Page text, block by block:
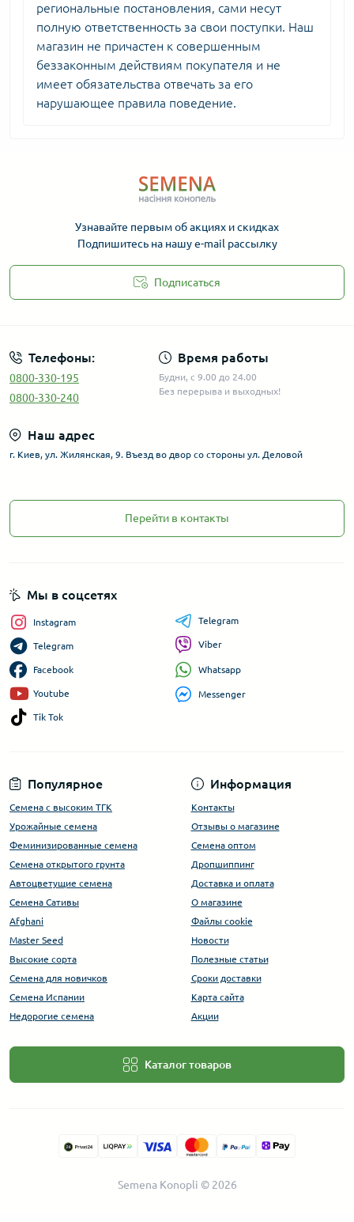
региональные постановления, сами несут
полную ответственность за свои поступки. Наш
магазин не причастен к совершенным
беззаконным действиям покупателя и не
имеет обязательства отвечать за его
нарушающее правила поведение.
Узнавайте первым об акциях и скидках
Подпишитесь на нашу e-mail рассылку
Подписаться
Телефоны:
0800-330-195
0800-330-240
Время работы
Будни, с 9.00 до 24.00
Без перерыва и выходных!
Наш адрес
г. Киев, ул. Жилянская, 9. Въезд во двор со стороны ул. Деловой
Перейти в контакты
Популярное
Семена с высоким ТГК
Урожайные семена
Феминизированные семена
Семена открытого грунта
Автоцветущие семена
Семена Сативы
Afghani
Master Seed
Высокие сорта
Cемена для новичков
Семена Испании
Недорогие семена
Информация
Контакты
Отзывы о магазине
Семена оптом
Дропшиппинг
Доставка и оплата
О магазине
Файлы cookie
Новости
Полезные статьи
Сроки доставки
Карта сайта
Акции
Каталог товаров
Мы в соцсетях
Instagram
Telegram
Facebook
Youtube
Tik Tok
Telegram
Viber
Whatsapp
Messenger
Semena Konopli © 2026